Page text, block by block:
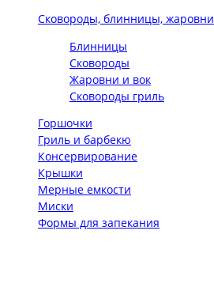
Сковороды, блинницы, жаровни
Блинницы
Сковороды
Жаровни и вок
Сковороды гриль
Горшочки
Гриль и барбекю
Консервирование
Крышки
Мерные емкости
Миски
Формы для запекания